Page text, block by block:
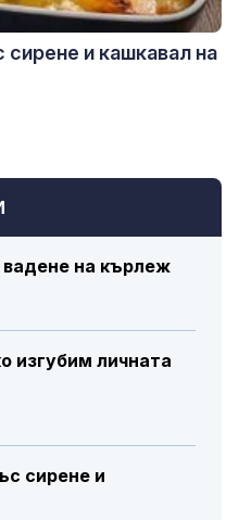
вадене на кърлеж
изгубим личната
сирене и
и кашкавал на